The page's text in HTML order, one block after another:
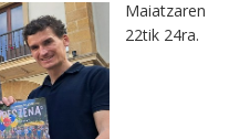
Maiatzaren
22tik 24ra.